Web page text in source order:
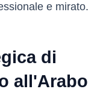
e mirato.
di
all'Arabo